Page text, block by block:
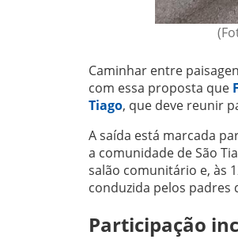
Caminhar entre
com essa proposta que
Tiago, que deve reunir
A saída está marcada
a comunidade de São
salão comunitário e, às
conduzida pelos padres
Participação